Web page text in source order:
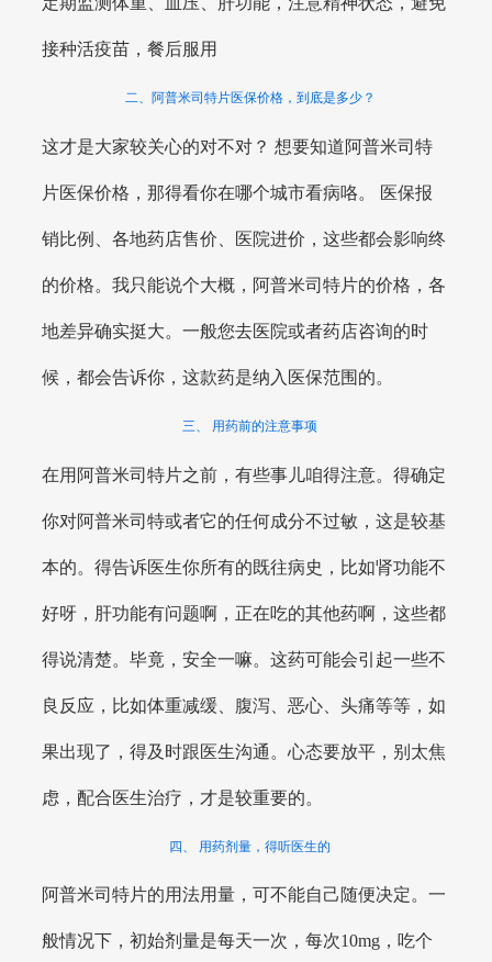
接种活疫苗，餐后服用
二、阿普米司特片医保价格，到底是多少？
这才是大家较关心的对不对？ 想要知道阿普米司特
片医保价格，那得看你在哪个城市看病咯。 医保报
销比例、各地药店售价、医院进价，这些都会影响终
的价格。我只能说个大概，阿普米司特片的价格，各
地差异确实挺大。一般您去医院或者药店咨询的时
候，都会告诉你，这款药是纳入医保范围的。
三、 用药前的注意事项
在用阿普米司特片之前，有些事儿咱得注意。得确定
你对阿普米司特或者它的任何成分不过敏，这是较基
本的。得告诉医生你所有的既往病史，比如肾功能不
好呀，肝功能有问题啊，正在吃的其他药啊，这些都
得说清楚。毕竟，安全一嘛。这药可能会引起一些不
良反应，比如体重减缓、腹泻、恶心、头痛等等，如
果出现了，得及时跟医生沟通。心态要放平，别太焦
虑，配合医生治疗，才是较重要的。
四、 用药剂量，得听医生的
阿普米司特片的用法用量，可不能自己随便决定。一
般情况下，初始剂量是每天一次，每次10mg，吃个